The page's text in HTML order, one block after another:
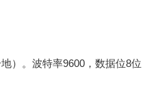
）。波特率9600 ，数据位8位